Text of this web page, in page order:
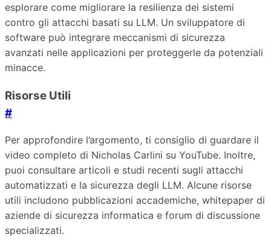
esplorare come migliorare la resilienza dei sistemi
contro gli attacchi basati su LLM. Un sviluppatore di
software può integrare meccanismi di sicurezza
avanzati nelle applicazioni per proteggerle da potenziali
minacce.
Risorse Utili
#
Per approfondire l’argomento, ti consiglio di guardare il
video completo di Nicholas Carlini su YouTube. Inoltre,
puoi consultare articoli e studi recenti sugli attacchi
automatizzati e la sicurezza degli LLM. Alcune risorse
utili includono pubblicazioni accademiche, whitepaper di
aziende di sicurezza informatica e forum di discussione
specializzati.